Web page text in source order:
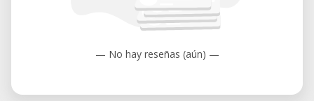
— No hay reseñas (aún) —